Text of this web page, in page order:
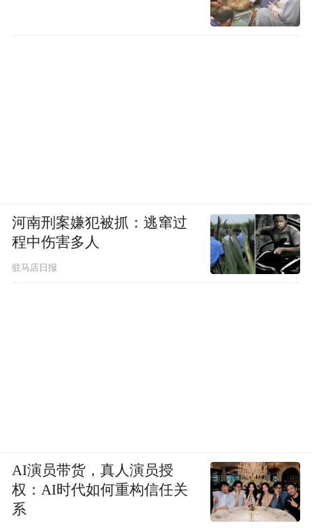
河南刑案嫌犯被抓：逃窜过
程中伤害多人
驻马店日报
AI演员带货，真人演员授
权：AI时代如何重构信任关
系